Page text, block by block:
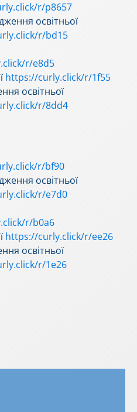
r/p8657
освітньої
r/bd15
r/e8d5
https://curly.click/r/1f55
освітньої
r/8dd4
r/bf90
освітньої
r/e7d0
r/b0a6
https://curly.click/r/ee26
освітньої
r/1e26